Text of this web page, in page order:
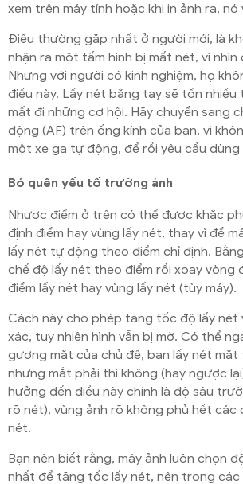
xem trên máy tính hoặc khi in ảnh ra,
Điều thường gặp nhất ở người mới, là
nhận ra một tấm hình bị mất nét, vì nhìn
Nhưng với người có kinh nghiệm, họ
điều này. Lấy nét bằng tay sẽ tốn
mất đi những cơ hội. Hãy chuyển sang
động (AF) trên ống kính của bạn, vì
một xe ga tự động, để rồi yêu cầu dùng
Bỏ quên yếu tố trường ảnh
Nhược điểm ở trên có thể được khắc
định điểm hay vùng lấy nét, thay vì để
lấy nét tự động theo điểm chỉ định.
chế độ lấy nét theo điểm rồi xoay vòng
điểm lấy nét hay vùng lấy nét (tùy máy).
Cách này cho phép tăng tốc độ lấy nét
xác, tuy nhiên hình vẫn bị mờ. Có thể
gương mặt của chủ đề, bạn lấy nét
nhưng mắt phải thì không (hay ngược
hưởng đến điều này chính là độ sâu
rõ nét), vùng ảnh rõ không phủ hết các
nét.
Bạn nên biết rằng, máy ảnh luôn chọn
nhất để tăng tốc lấy nét, nên trong